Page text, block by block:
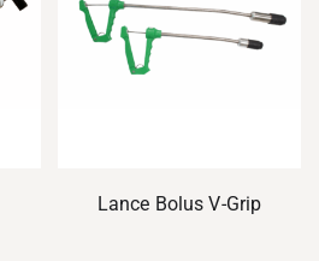
Lance Bolus V-Grip